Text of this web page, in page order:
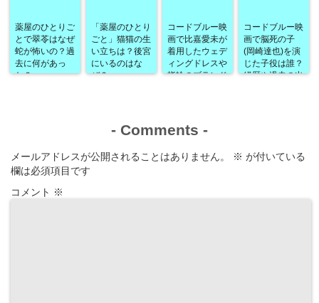
薬屋のひとりご
とで翠苓はなぜ
蛇が怖いの？過
去に何があっ
た？
「薬屋のひとり
ごと」猫猫の生
い立ちは？後宮
にいるのはな
ぜ？
コードブルー映
画で比嘉愛未が
着用したウェデ
ィングドレスや
指輪のブランド
コードブルー映
画で脳死の子
(岡崎達也)を演
じた子役は誰？
経歴や過去の出
- Comments -
メールアドレスが公開されることはありません。 ※ が付いている
欄は必須項目です
コメント ※